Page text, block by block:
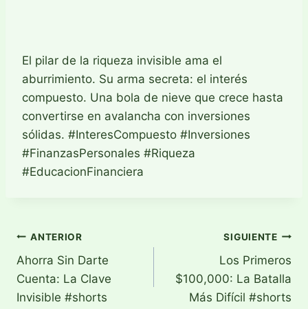
El pilar de la riqueza invisible ama el
aburrimiento. Su arma secreta: el interés
compuesto. Una bola de nieve que crece hasta
convertirse en avalancha con inversiones
sólidas. #InteresCompuesto #Inversiones
#FinanzasPersonales #Riqueza
#EducacionFinanciera
Navegación
de
entradas
ANTERIOR
Ahorra Sin Darte
Cuenta: La Clave
Invisible #shorts
SIGUIENTE
Los Primeros
$100,000: La Batalla
Más Difícil #shorts